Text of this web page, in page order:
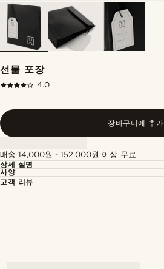
선물 포장
4.0
장바구니에 추가
배송 14,000원 - 152,000원 이상 무료
상세 설명
사양
고객 리뷰